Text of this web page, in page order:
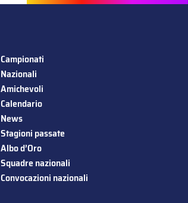
Campionati
Nazionali
Amichevoli
Calendario
News
Stagioni passate
Albo d’Oro
Squadre nazionali
Convocazioni nazionali